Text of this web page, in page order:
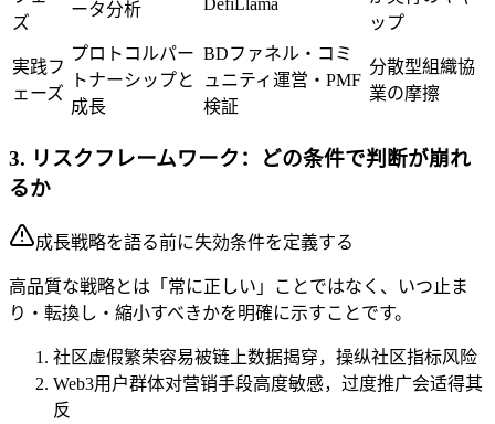
ズ
ータ分析
ップ
実践フ
ェーズ
プロトコルパー
トナーシップと
成長
BDファネル・コミ
ュニティ運営・PMF
検証
分散型組織協
業の摩擦
3. リスクフレームワーク：どの条件で判断が崩れ
るか
成長戦略を語る前に失効条件を定義する
高品質な戦略とは「常に正しい」ことではなく、いつ止ま
り・転換し・縮小すべきかを明確に示すことです。
社区虚假繁荣容易被链上数据揭穿，操纵社区指标风险
Web3用户群体对营销手段高度敏感，过度推广会适得其
反